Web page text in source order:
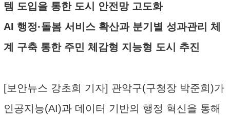
템 도입을 통한 도시 안전망 고도화
AI 행정·돌봄 서비스 확산과 분기별 성과관리 체
계 구축 통한 주민 체감형 지능형 도시 추진
[보안뉴스 강초희 기자] 관악구(구청장 박준희)가
인공지능(AI)과 데이터 기반의 행정 혁신을 통해